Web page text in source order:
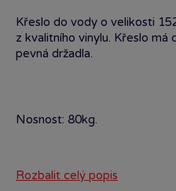
Křeslo do vody o velikosti
z kvalitního vinylu. Křeslo
pevná držadla.
Nosnost: 80kg.
Rozbalit celý popis